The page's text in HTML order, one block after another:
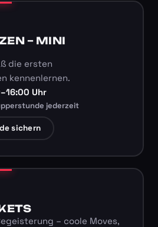
– MINI
die ersten
kennenlernen.
Uhr
jederzeit
sichern
– coole Moves,